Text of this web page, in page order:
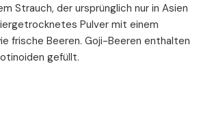
Strauch, der ursprünglich nur in Asien
Pulver mit einem
frische Beeren. Goji-Beeren enthalten
gefüllt.